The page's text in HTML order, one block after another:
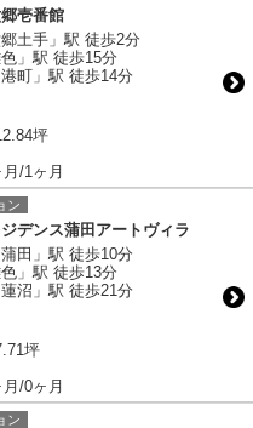
壱番館
土手」駅 徒歩2分
」駅 徒歩15分
町」駅 徒歩14分
坪
/1ヶ月
ン
デンス蒲田アートヴィラ
田」駅 徒歩10分
」駅 徒歩13分
沼」駅 徒歩21分
坪
/0ヶ月
ン